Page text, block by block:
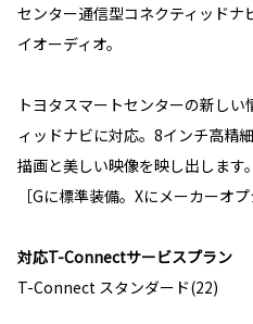
センター通信型コネクティッドナ
イオーディオ。
トヨタスマートセンターの新し
ィッドナビに対応。8インチ高精
描画と美しい映像を映し出します。
［Gに標準装備。Xにメーカーオプ
対応T-Connectサービスプラン
T-Connect スタンダード(22)